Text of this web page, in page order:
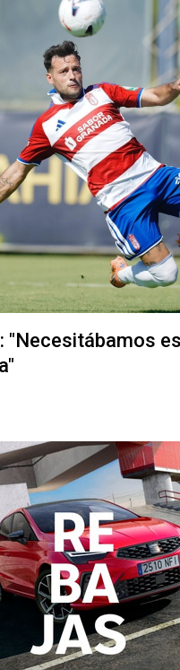
"Necesitábamos